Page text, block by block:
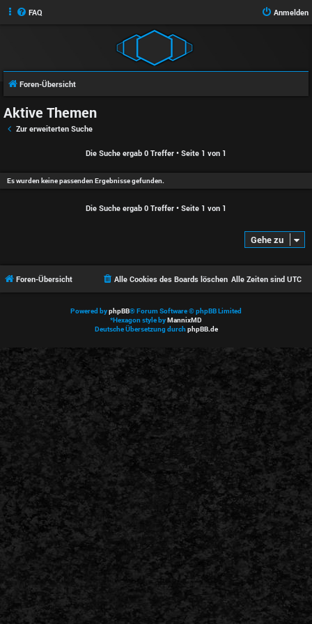
FAQ Anmelden
Foren-Übersicht
Aktive Themen
Zur erweiterten Suche
Die Suche ergab 0 Treffer • Seite 1 von 1
Es wurden keine passenden Ergebnisse gefunden.
Die Suche ergab 0 Treffer • Seite 1 von 1
Gehe zu
Foren-Übersicht Alle Zeiten sind UTC
Alle Cookies des Boards löschen
Powered byphpBB® Forum Software © phpBB Limited
*Hexagon style byMannixMD
Deutsche Übersetzung durchphpBB.de